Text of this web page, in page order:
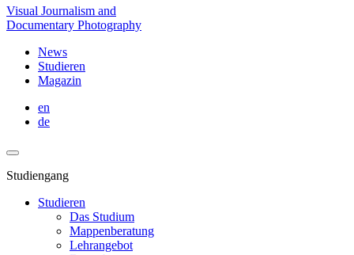
Visual Journalism and
Documentary Photography
News
Studieren
Magazin
en
de
Studiengang
Studieren
Das Studium
Mappenberatung
Lehrangebot